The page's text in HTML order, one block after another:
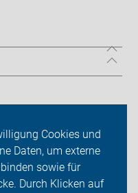
Cookies und
Daten, um externe
sowie für
Durch Klicken auf